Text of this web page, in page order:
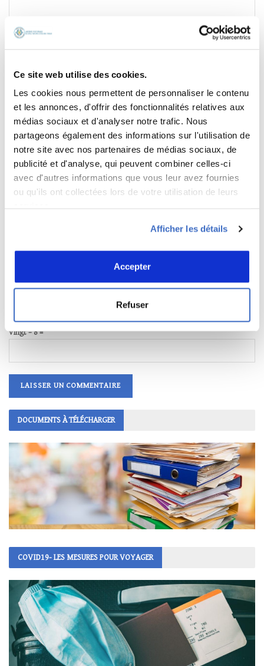
Ce site web utilise des cookies.
Les cookies nous permettent de personnaliser le contenu
et les annonces, d'offrir des fonctionnalités relatives aux
médias sociaux et d'analyser notre trafic. Nous
partageons également des informations sur l'utilisation de
notre site avec nos partenaires de médias sociaux, de
publicité et d'analyse, qui peuvent combiner celles-ci
avec d'autres informations que vous leur avez fournies
ou qu'ils ont collectées lors de votre utilisation de leurs
Afficher les détails
Accepter
Refuser
E-mail*
Saisissez votre réponse en chiffres
vingt − 8 =
DOCUMENTS À TÉLÉCHARGER
COVID19- LES MESURES POUR VOYAGER